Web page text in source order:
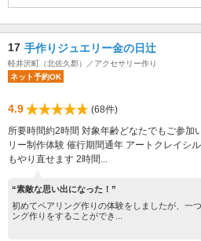
17 手作りジュエリー金の日辻
軽井沢町（北佐久郡）／アクセサリー作り
ネット予約OK
4.9
(68件)
所要時間約2時間 対象年齢どなたでもご参加
リー制作体験 催行期間通年 アートクレイシ
もやり直せます 2時間...
“素敵な思い出になった！”
初めてペアリング作りの体験をしましたが、一
ング作りをすることができ...